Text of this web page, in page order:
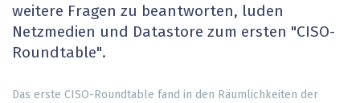
weitere Fragen zu beantworten, luden
Netzmedien und Datastore zum ersten "CISO-
Roundtable".
Das erste CISO-Roundtable fand in den Räumlichkeiten der